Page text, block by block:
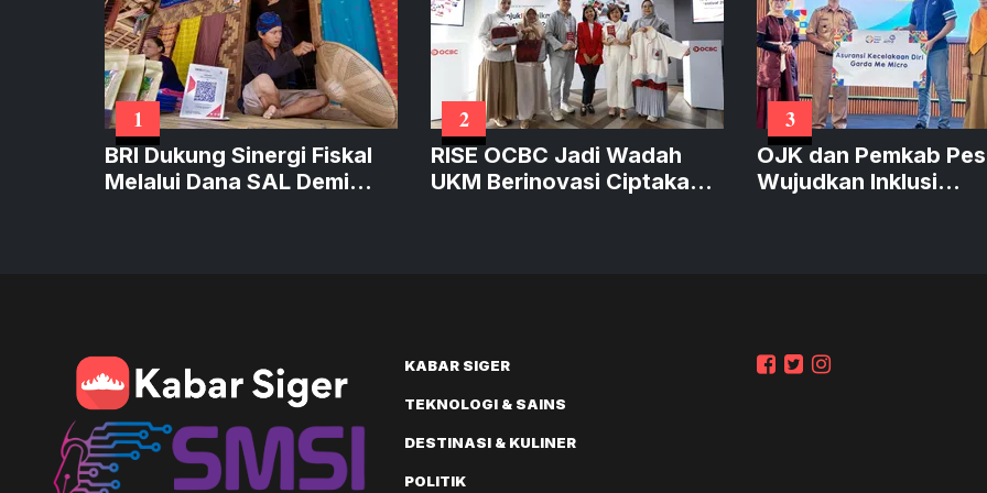
1
BRI Dukung Sinergi Fiskal
Melalui Dana SAL Demi
2
RISE OCBC Jadi Wadah
UKM Berinovasi Ciptakan
3
OJK dan Pemkab
Wujudkan Inklusi
KABAR SIGER
TEKNOLOGI & SAINS
DESTINASI & KULINER
POLITIK